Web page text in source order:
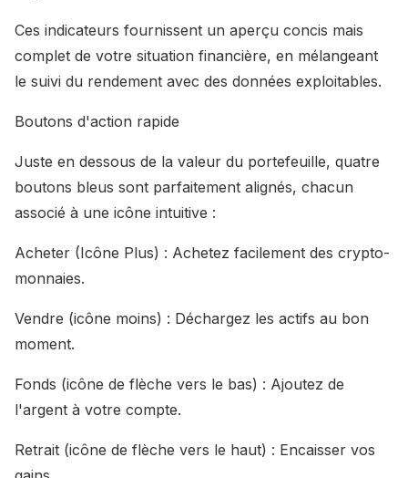
Ces indicateurs fournissent un aperçu concis mais
complet de votre situation financière, en mélangeant
le suivi du rendement avec des données exploitables.
Boutons d'action rapide
Juste en dessous de la valeur du portefeuille, quatre
boutons bleus sont parfaitement alignés, chacun
associé à une icône intuitive :
Acheter (Icône Plus) : Achetez facilement des crypto-
monnaies.
Vendre (icône moins) : Déchargez les actifs au bon
moment.
Fonds (icône de flèche vers le bas) : Ajoutez de
l'argent à votre compte.
Retrait (icône de flèche vers le haut) : Encaisser vos